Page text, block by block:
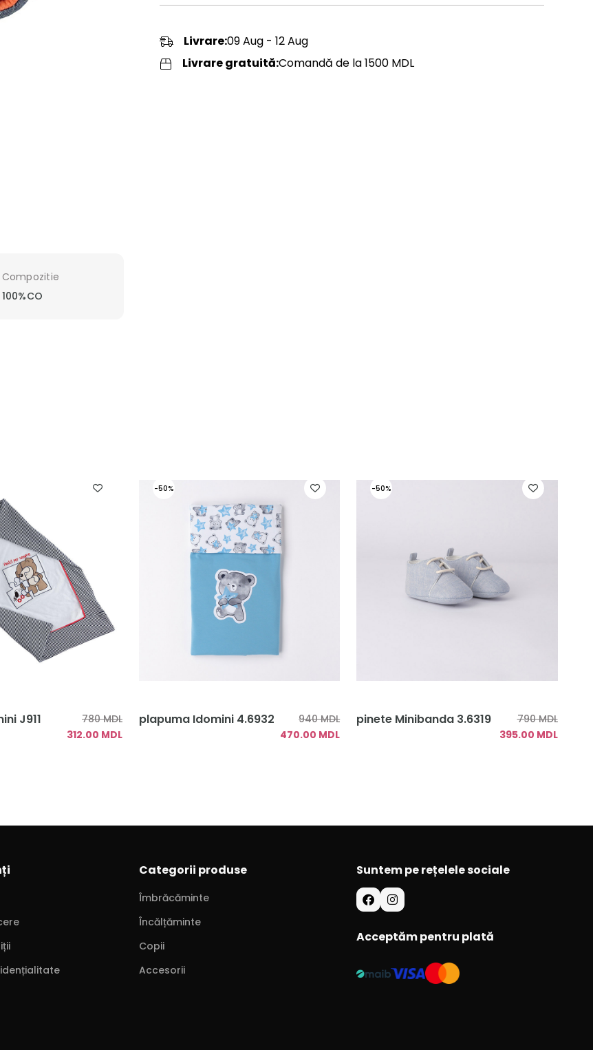
Livrare:09 Aug - 12 Aug
Livrare gratuită:Comandă de la 1500 MDL
Compozitie
100%CO
J911
780 MDL
312.00 MDL
-50%
plapuma Idomini 4.6932
940 MDL
470.00 MDL
-50%
pinete Minibanda 3.6319
790 MDL
395.00 MDL
Categorii produse
Îmbrăcăminte
Încălțăminte
Copii
Accesorii
Suntem pe rețelele sociale
Acceptăm pentru plată